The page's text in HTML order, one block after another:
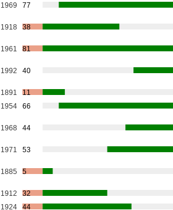
1969 77
1918 38
1961 81
1992 40
1891
11
1954 66
1968 44
1971 53
1885 5
1912
32
1924 44